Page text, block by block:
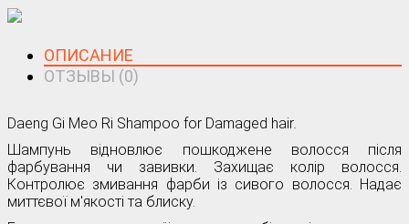
ОПИСАНИЕ
ОТЗЫВЫ (0)
Daeng Gi Meo Ri Shampoo for Damaged hair
Шампунь відновлює пошкоджене волосся після
фарбування чи завивки. Захищає колір волосся.
Контролює змивання фарби із сивого волосся. Надає
миттєвої м'якості та блиску.